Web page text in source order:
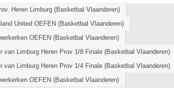
Heren Limburg (Basketbal Vlaanderen)
United OEFEN (Basketbal Vlaanderen)
OEFEN (Basketbal Vlaanderen)
van Limburg Heren Prov 1/8 Finale (Basketbal Vlaanderen)
van Limburg Heren Prov 1/4 Finale (Basketbal Vlaanderen)
OEFEN (Basketbal Vlaanderen)